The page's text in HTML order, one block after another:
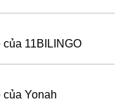
11BILINGO
Yonah